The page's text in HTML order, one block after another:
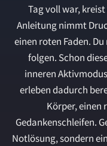
Tag voll war,
Anleitung nimmt
einen roten Faden.
folgen. Schon
inneren
erleben dadurch
Körper, einen
Gedankenschleifen.
Notlösung, sondern